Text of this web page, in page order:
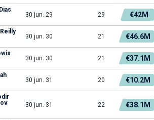
30 jun. 29 29 €42M
30 jun. 30 21 €46.6M
30 jun. 30 21 €37.1M
30 jun. 31 20 €10.2M
30 jun. 31 22 €38.1M